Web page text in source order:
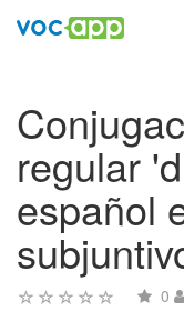
regular
español
0